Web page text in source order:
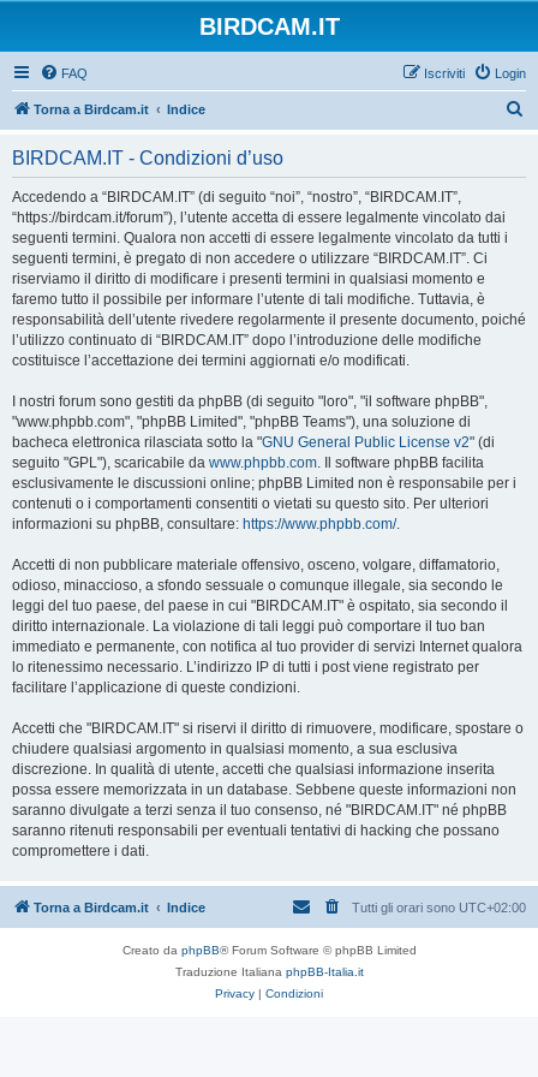
BIRDCAM.IT
FAQ Login
Iscriviti
Torna a Birdcam.it Indice
BIRDCAM.IT - Condizioni d’uso
Accedendo a “BIRDCAM.IT” (di seguito “noi”, “nostro”, “BIRDCAM.IT”,
“https://birdcam.it/forum”), l’utente accetta di essere legalmente vincolato dai
seguenti termini. Qualora non accetti di essere legalmente vincolato da tutti i
seguenti termini, è pregato di non accedere o utilizzare “BIRDCAM.IT”. Ci
riserviamo il diritto di modificare i presenti termini in qualsiasi momento e
faremo tutto il possibile per informare l’utente di tali modifiche. Tuttavia, è
responsabilità dell’utente rivedere regolarmente il presente documento, poiché
l’utilizzo continuato di “BIRDCAM.IT” dopo l’introduzione delle modifiche
costituisce l’accettazione dei termini aggiornati e/o modificati.
I nostri forum sono gestiti da phpBB (di seguito "loro", "il software phpBB",
"www.phpbb.com", "phpBB Limited", "phpBB Teams"), una soluzione di
bacheca elettronica rilasciata sotto la "GNU General Public License v2" (di
seguito "GPL"), scaricabile da www.phpbb.com. Il software phpBB facilita
esclusivamente le discussioni online; phpBB Limited non è responsabile per i
contenuti o i comportamenti consentiti o vietati su questo sito. Per ulteriori
informazioni su phpBB, consultare: https://www.phpbb.com/.
Accetti di non pubblicare materiale offensivo, osceno, volgare, diffamatorio,
odioso, minaccioso, a sfondo sessuale o comunque illegale, sia secondo le
leggi del tuo paese, del paese in cui "BIRDCAM.IT" è ospitato, sia secondo il
diritto internazionale. La violazione di tali leggi può comportare il tuo ban
immediato e permanente, con notifica al tuo provider di servizi Internet qualora
lo ritenessimo necessario. L’indirizzo IP di tutti i post viene registrato per
facilitare l’applicazione di queste condizioni.
Accetti che "BIRDCAM.IT" si riservi il diritto di rimuovere, modificare, spostare o
chiudere qualsiasi argomento in qualsiasi momento, a sua esclusiva
discrezione. In qualità di utente, accetti che qualsiasi informazione inserita
possa essere memorizzata in un database. Sebbene queste informazioni non
saranno divulgate a terzi senza il tuo consenso, né "BIRDCAM.IT" né phpBB
saranno ritenuti responsabili per eventuali tentativi di hacking che possano
compromettere i dati.
Torna a Birdcam.it Indice Tutti gli orari sono UTC+02:00
Creato da phpBB® Forum Software © phpBB Limited
Traduzione Italiana phpBB-Italia.it
Privacy | Condizioni